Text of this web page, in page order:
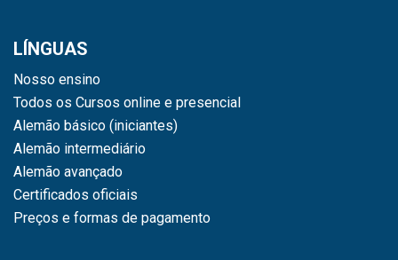
LÍNGUAS
Nosso ensino
Todos os Cursos online e presencial
Alemão básico (iniciantes)
Alemão intermediário
Alemão avançado
Certificados oficiais
Preços e formas de pagamento